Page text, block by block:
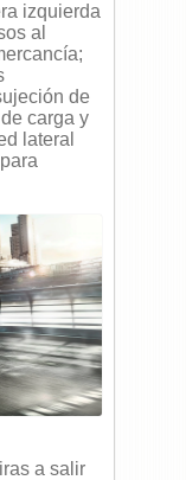
izquierda
al
de
carga y
lateral
a salir